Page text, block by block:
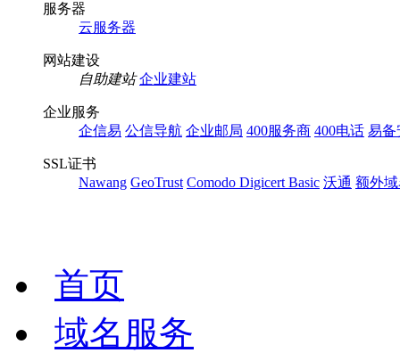
服务器
云服务器
网站建设
自助建站 企业建站
企业服务
企信易 公信导航 企业邮局 400服务商 400电话 易备
SSL证书
Nawang GeoTrust Comodo Digicert Basic 沃通 额外
首页
域名服务